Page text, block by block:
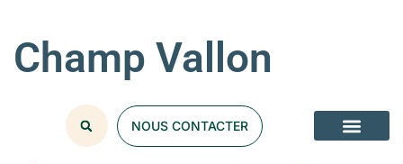
Champ Vallon
NOUS CONTACTER